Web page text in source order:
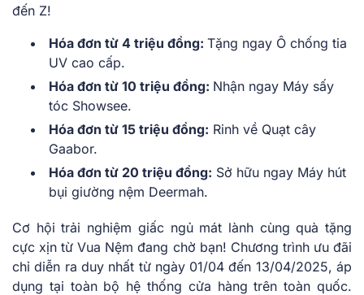
đến Z!
Hóa đơn từ 4 triệu đồng: Tặng ngay Ô chống tia
UV cao cấp.
Hóa đơn từ 10 triệu đồng: Nhận ngay Máy sấy
tóc Showsee.
Hóa đơn từ 15 triệu đồng: Rinh về Quạt cây
Gaabor.
Hóa đơn từ 20 triệu đồng: Sở hữu ngay Máy hút
bụi giường nệm Deermah.
Cơ hội trải nghiệm giấc ngủ mát lành cùng quà tặng
cực xịn từ Vua Nệm đang chờ bạn! Chương trình ưu đãi
chỉ diễn ra duy nhất từ ngày 01/04 đến 13/04/2025, áp
dụng tại toàn bộ hệ thống cửa hàng trên toàn quốc.